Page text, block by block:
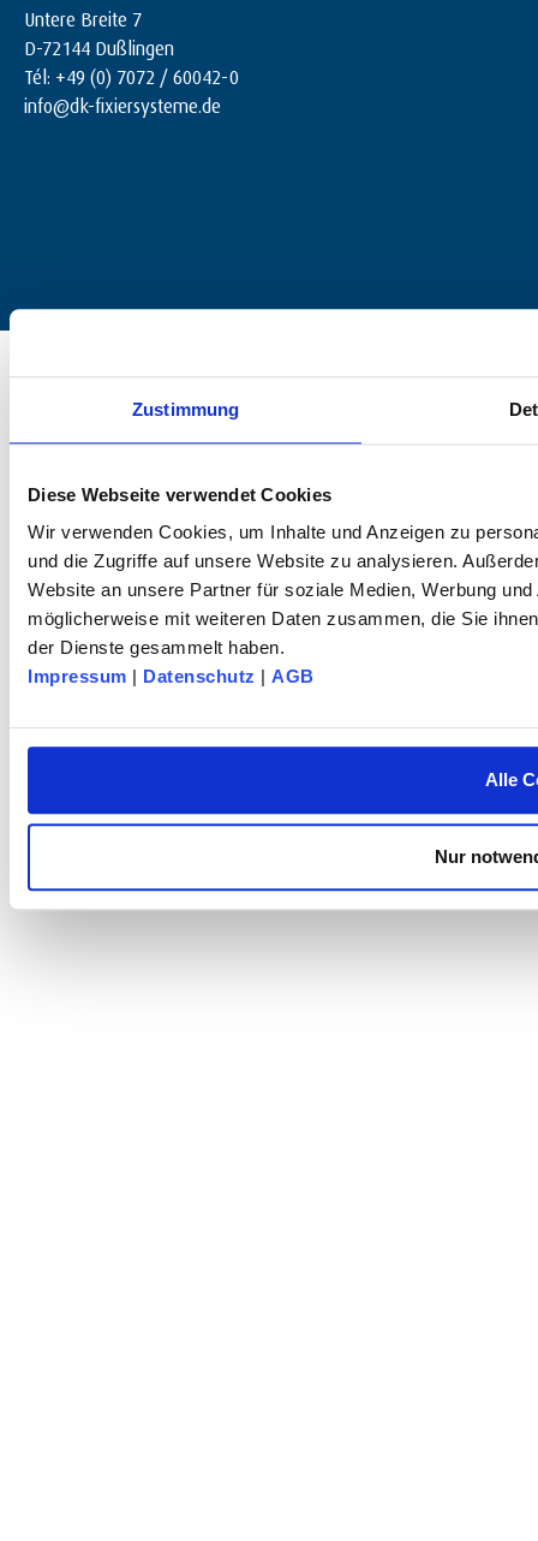
Zustimmung
Diese Webseite verwendet Cookies
Wir verwenden Cookies, um Inhalte und Anzeigen zu
und die Zugriffe auf unsere Website zu analysieren.
Website an unsere Partner für soziale Medien, Werbung
möglicherweise mit weiteren Daten zusammen, die Sie
der Dienste gesammelt haben.
Impressum | Datenschutz | AGB
Alle
Nur
Untere Breite 7
D-72144 Dußlingen
Tél: +49 (0) 7072 / 60042-0
info@dk-fixiersysteme.de